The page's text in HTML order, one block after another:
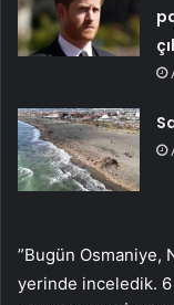
”Bugün Osmaniye,
yerinde inceledik.